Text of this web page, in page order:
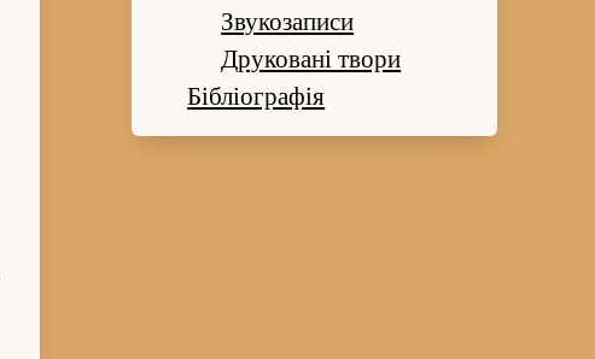
Звукозаписи
Друковані твори
Бібліографія